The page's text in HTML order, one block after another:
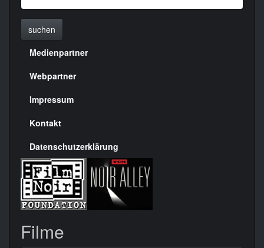
suchen
Menülinks
rechte
Seite
Medienpartner
Webpartner
Impressum
Kontakt
Datenschutzerklärung
Filme